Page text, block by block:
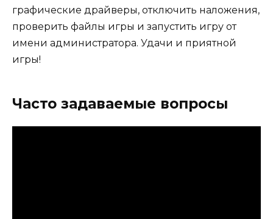
графические драйверы, отключить наложения,
проверить файлы игры и запустить игру от
имени администратора. Удачи и приятной
игры!
Часто задаваемые вопросы